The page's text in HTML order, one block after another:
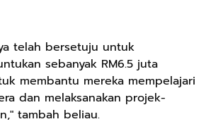
telah bersetuju untuk
sebanyak RM6.5 juta
membantu mereka mempelajari
dan melaksanakan projek-
tambah beliau.